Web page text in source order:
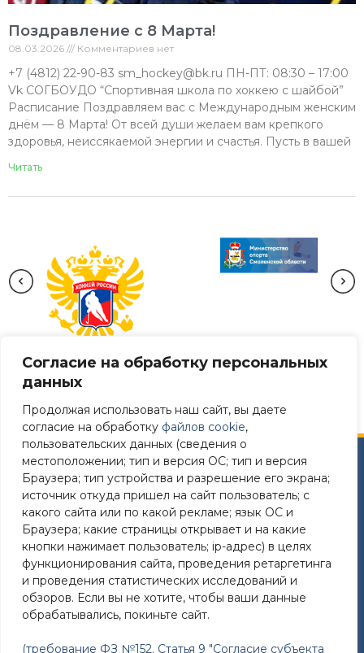
Согласие на обработку персональных
данных
Продолжая использовать наш сайт, вы даете
согласие на обработку файлов cookie,
пользовательских данных (сведения о
местоположении; тип и версия ОС; тип и версия
Браузера; тип устройства и разрешение его экрана;
источник откуда пришел на сайт пользователь; с
какого сайта или по какой рекламе; язык ОС и
Браузера; какие страницы открывает и на какие
кнопки нажимает пользователь; ip-адрес) в целях
функционирования сайта, проведения ретаргетинга
и проведения статистических исследований и
обзоров. Если вы не хотите, чтобы ваши данные
обрабатывались, покиньте сайт.
(требование ФЗ №152. Статья 9 "Согласие субъекта
Поздравление с 8 Марта!
08.03.2026 Комментариев нет
+7 (4812) 22-90-83 sm_hockey@bk.ru ПН-ПТ: 08:30 – 17:00
Vk СОГБОУДО “Спортивная школа по хоккею с шайбой”
Расписание Поздравляем вас с Международным женским
днём — 8 Марта! От всей души желаем вам крепкого
здоровья, неиссякаемой энергии и счастья. Пусть в вашей
Читать
Сайт разработан в соответствии
с требованиями Постановления Правительства РФ №
582 от 11.12.2018
Требования к структуре официального сайта
образовательной организации в ИТС «Интернет»
и формату представления на нем информации»
утверждены Приказом Рособрнадзора от 14.08.2020
№831